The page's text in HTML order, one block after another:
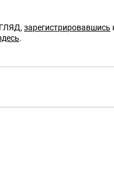
зарегистрировавшись
.